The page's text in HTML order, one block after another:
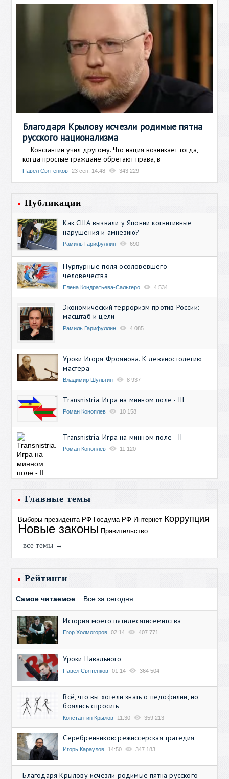
Благодаря Крылову исчезли родимые пятна
русского национализма
Константин учил другому. Что нация возникает тогда,
когда простые граждане обретают права, в
Павел Святенков 23 сен, 14:48 343 229
Публикации
Как США вызвали у Японии когнитивные
нарушения и амнезию?
Рамиль Гарифуллин 690
Пурпурные поля осоловевшего
человечества
Елена Кондратьева-Сальгеро 4 534
Экономический терроризм против России:
масштаб и цели
Рамиль Гарифуллин 4 085
Уроки Игоря Фроянова. К девяностолетию
мастера
Владимир Шульгин 8 937
Transnistria. Игра на минном поле - III
Роман Коноплев 10 158
Transnistria. Игра на минном поле - II
Роман Коноплев 11 120
Главные темы
Выборы президента РФ Госдума РФ Интернет Коррупция
Новые законы Правительство
все темы →
Рейтинги
Самое читаемое Все за сегодня
История моего пятидесятисемитства
Егор Холмогоров 02:14 407 771
Уроки Навального
Павел Святенков 01:14 364 504
Всё, что вы хотели знать о педофилии, но
боялись спросить
Константин Крылов 11:30 359 213
Серебренников: режиссерская трагедия
Игорь Караулов 14:50 347 183
Благодаря Крылову исчезли родимые пятна русского